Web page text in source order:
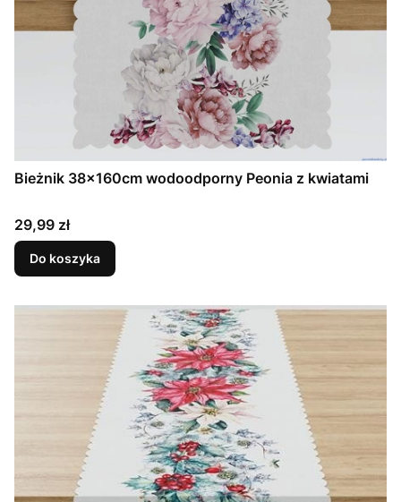
Bieżnik 38x160cm wodoodporny Peonia z kwiatami
Cena
29,99 zł
Do koszyka